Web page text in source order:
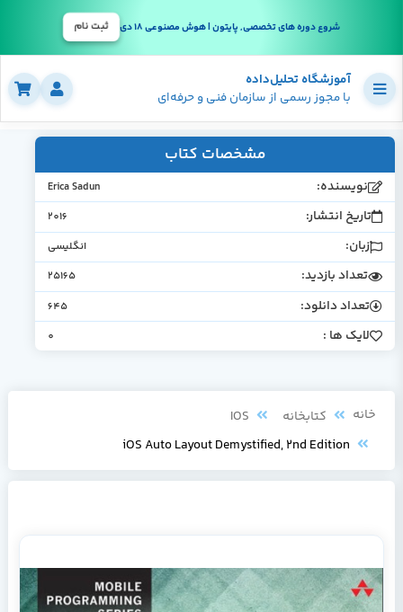
شروع دوره های تخصصی, پایتون | هوش مصنوعی 18 دی ثبت نام
آموزشگاه تحلیل‌داده
با مجوز رسمی از سازمان فنی و حرفه‌ای
مشخصات کتاب
نویسنده: Erica Sadun
تاریخ انتشار: 2016
زبان: انگلیسی
تعداد بازدید: 25165
تعداد دانلود: 645
لایک ها : 0
خانه کتابخانه
IOS
iOS Auto Layout Demystified, 2nd Edition